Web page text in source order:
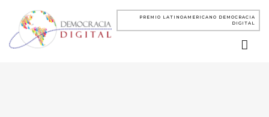
PREMIO LATINOAMERICANO DEMOCRACIA
DIGITAL